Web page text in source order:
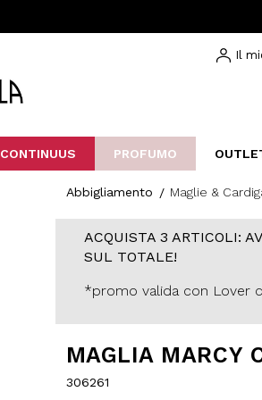
Il
BIJOUX
SNEAKERS
CONTINUUS PROFUMO
Abbigliamento Maglie &
ACQUISTA 3 ARTICOLI:
SUL TOTALE!
*promo valida con Lover
MAGLIA MARCY
306261